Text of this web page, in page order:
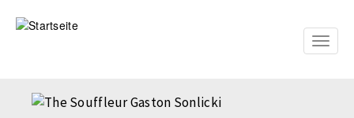
zum
Toggle